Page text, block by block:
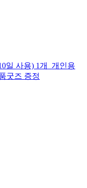
일 사용) 1개_개인용
굿즈 증정